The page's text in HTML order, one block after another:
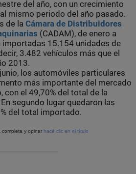
del año, con un crecimiento
mismo periodo del año pasado.
de la Cámara de Distribuidores
(CADAM), de enero a
importadas 15.154 unidades de
3.482 vehículos más que el
2013.
los automóviles particulares
más importante del mercado
con el 49,70% del total de la
segundo lugar quedaron las
del total importado.
completa y opinar hacé clic en el título